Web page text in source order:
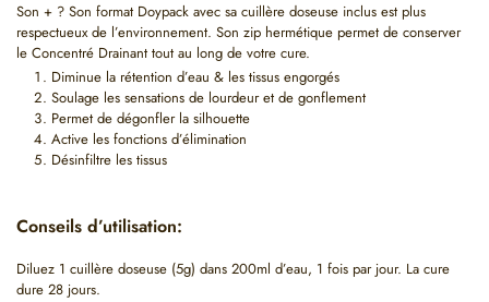
Son + ? Son format Doypack avec sa cuillère doseuse inclus est plus
respectueux de l’environnement. Son zip hermétique permet de conserver
le Concentré Drainant tout au long de votre cure.
Diminue la rétention d’eau & les tissus engorgés
Soulage les sensations de lourdeur et de gonflement
Permet de dégonfler la silhouette
Active les fonctions d’élimination
Désinfiltre les tissus
Conseils d’utilisation:
Diluez 1 cuillère doseuse (5g) dans 200ml d’eau, 1 fois par jour. La cure
dure 28 jours.